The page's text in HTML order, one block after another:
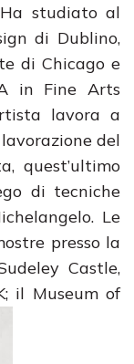
studiato al
di Dublino,
di Chicago e
in Fine Arts
lavora a
del
quest’ultimo
di tecniche
Le
presso la
Castle,
il Museum of